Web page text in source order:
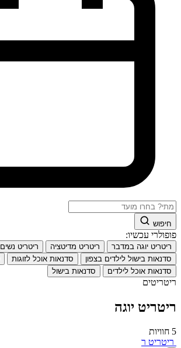
חיפוש
פופולרי עכשיו:
ריטריט יוגה במדבר ריטריט מדיטציה
ריטריט נשים
סדנאות בישול לילדים בצפון
סדנאות אוכל לזוגות
סדנאות אוכל לילדים
סדנאות בישול
ריטריטים
ריטריט יוגה
5 חוויות
ריטריט ר